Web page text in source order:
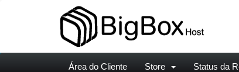
Área do Cliente Store Status da